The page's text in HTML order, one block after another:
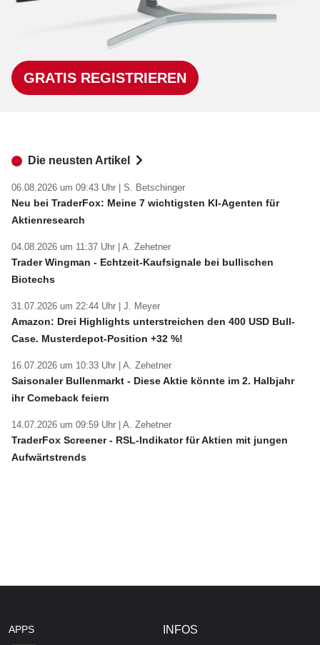
GRATIS REGISTRIEREN
Die neusten Artikel
06.08.2026 um 09:43 Uhr | S. Betschinger
Neu bei TraderFox: Meine 7 wichtigsten KI-Agenten für
Aktienresearch
04.08.2026 um 11:37 Uhr | A. Zehetner
Trader Wingman - Echtzeit-Kaufsignale bei bullischen
Biotechs
31.07.2026 um 22:44 Uhr | J. Meyer
Amazon: Drei Highlights unterstreichen den 400 USD Bull-
Case. Musterdepot-Position +32 %!
16.07.2026 um 10:33 Uhr | A. Zehetner
Saisonaler Bullenmarkt - Diese Aktie könnte im 2. Halbjahr
ihr Comeback feiern
14.07.2026 um 09:59 Uhr | A. Zehetner
TraderFox Screener - RSL-Indikator für Aktien mit jungen
Aufwärtstrends
APPS INFOS